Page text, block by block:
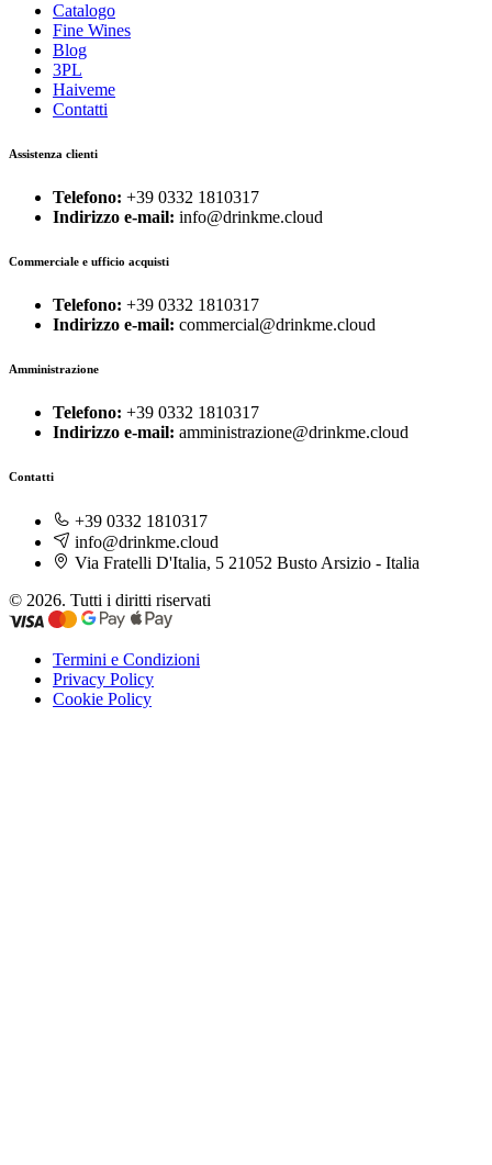
Catalogo
Fine Wines
Blog
3PL
Haiveme
Contatti
Assistenza clienti
Telefono: +39 0332 1810317
Indirizzo e-mail: info@drinkme.cloud
Commerciale e ufficio acquisti
Telefono: +39 0332 1810317
Indirizzo e-mail: commercial@drinkme.cloud
Amministrazione
Telefono: +39 0332 1810317
Indirizzo e-mail: amministrazione@drinkme.cloud
Contatti
+39 0332 1810317
info@drinkme.cloud
Via Fratelli D'Italia, 5 21052 Busto Arsizio - Italia
© 2026. Tutti i diritti riservati
Termini e Condizioni
Privacy Policy
Cookie Policy